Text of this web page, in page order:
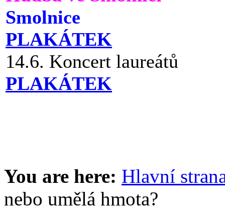
Smolnice
PLAKÁTEK
14.6. Koncert laureátů
PLAKÁTEK
You are here: Hlavní
nebo umělá hmota?